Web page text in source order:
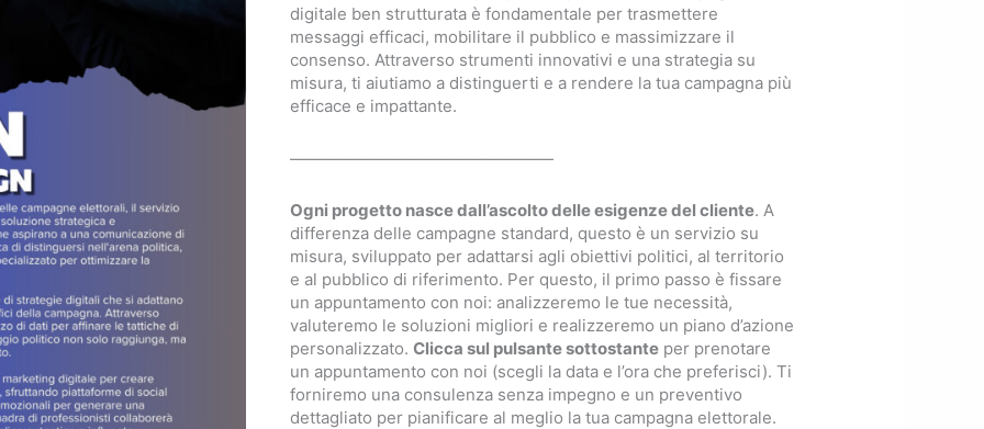
digitale ben strutturata è fondamentale per trasmettere
messaggi efficaci, mobilitare il pubblico e massimizzare il
consenso. Attraverso strumenti innovativi e una strategia su
misura, ti aiutiamo a distinguerti e a rendere la tua campagna più
efficace e impattante.
————————————————
Ogni progetto nasce dall’ascolto delle esigenze del cliente. A
differenza delle campagne standard, questo è un servizio su
misura, sviluppato per adattarsi agli obiettivi politici, al territorio
e al pubblico di riferimento. Per questo, il primo passo è fissare
un appuntamento con noi: analizzeremo le tue necessità,
valuteremo le soluzioni migliori e realizzeremo un piano d’azione
personalizzato. Clicca sul pulsante sottostante per prenotare
un appuntamento con noi (scegli la data e l’ora che preferisci). Ti
forniremo una consulenza senza impegno e un preventivo
dettagliato per pianificare al meglio la tua campagna elettorale.